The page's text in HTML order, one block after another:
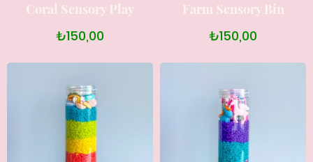
Coral Sensory Play
₺150,00
Farm Sensory Bin
₺150,00